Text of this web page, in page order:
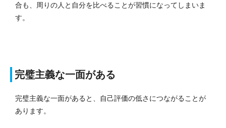
合も、周りの人と自分を比べることが習慣になってしまいま
す。
完璧主義な一面がある
完璧主義な一面があると、自己評価の低さにつながることが
あります。